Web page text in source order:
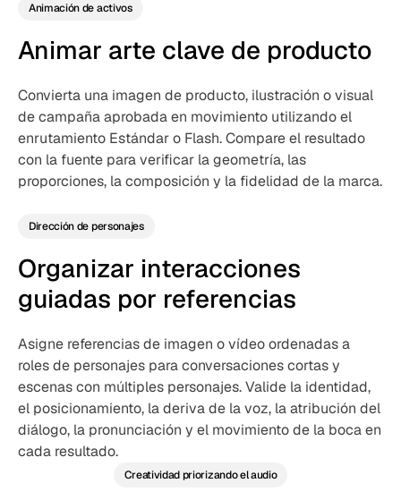
Animación de activos
Animar arte clave de producto
Convierta una imagen de producto, ilustración o visual
de campaña aprobada en movimiento utilizando el
enrutamiento Estándar o Flash. Compare el resultado
con la fuente para verificar la geometría, las
proporciones, la composición y la fidelidad de la marca.
Dirección de personajes
Organizar interacciones
guiadas por referencias
Asigne referencias de imagen o vídeo ordenadas a
roles de personajes para conversaciones cortas y
escenas con múltiples personajes. Valide la identidad,
el posicionamiento, la deriva de la voz, la atribución del
diálogo, la pronunciación y el movimiento de la boca en
cada resultado.
Creatividad priorizando el audio